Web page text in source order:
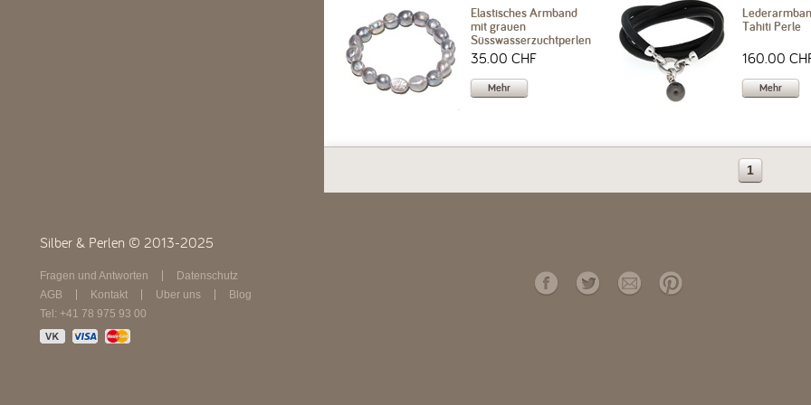
Elastisches Armband
mit grauen
Süsswasserzuchtperlen
35.00 CHF
Mehr
Tahiti Perle
160.00
Mehr
1
Silber & Perlen © 2013-2025
Fragen und Antworten
Datenschutz
AGB
Kontakt Über uns
Blog
Tel: +41 78 975 93 00